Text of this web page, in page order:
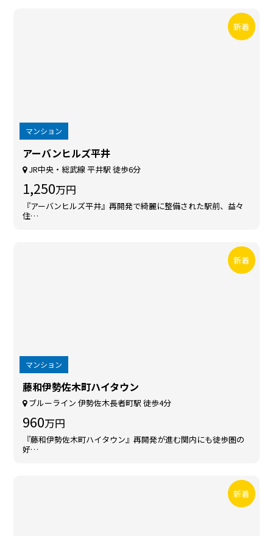
マンション
アーバンヒルズ平井
JR中央・総武線 平井駅 徒歩6分
1,250万円
『アーバンヒルズ平井』再開発で綺麗に整備された駅前、益々
住…
新着
マンション
藤和伊勢佐木町ハイタウン
ブルーライン 伊勢佐木長者町駅 徒歩4分
960万円
『藤和伊勢佐木町ハイタウン』再開発が進む関内にも徒歩圏の
好…
新着
新着